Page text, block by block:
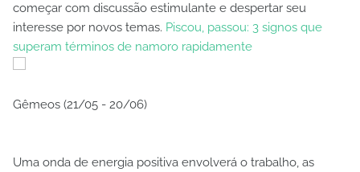
começar com discussão estimulante e despertar seu
interesse por novos temas. Piscou, passou: 3 signos que
superam términos de namoro rapidamente
Gêmeos (21/05 - 20/06)
Uma onda de energia positiva envolverá o trabalho, as